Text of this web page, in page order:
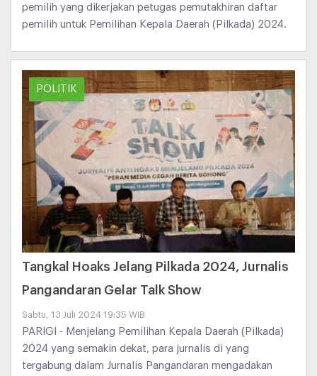
pemilih yang dikerjakan petugas pemutakhiran daftar
pemilih untuk Pemilihan Kepala Daerah (Pilkada) 2024.
POLITIK
Tangkal Hoaks Jelang Pilkada 2024, Jurnalis
Pangandaran Gelar Talk Show
Sabtu, 13 Juli 2024 19:35 WIB
PARIGI - Menjelang Pemilihan Kepala Daerah (Pilkada)
2024 yang semakin dekat, para jurnalis di yang
tergabung dalam Jurnalis Pangandaran mengadakan